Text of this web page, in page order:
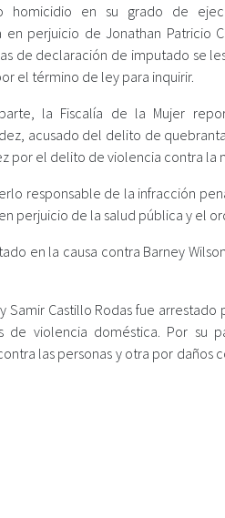
homicidio en su grado de
en perjuicio de Jonathan Patricio
de declaración de imputado se
el término de ley para inquirir.
la Fiscalía de la Mujer
acusado del delito de
por el delito de violencia contra la
responsable de la infracción
perjuicio de la salud pública y el
en la causa contra Barney
Samir Castillo Rodas fue
violencia doméstica. Por su
las personas y otra por daños